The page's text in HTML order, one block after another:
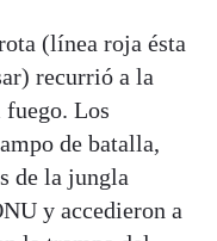
(línea roja ésta
recurrió a la
Los
de batalla,
de la jungla
y accedieron a